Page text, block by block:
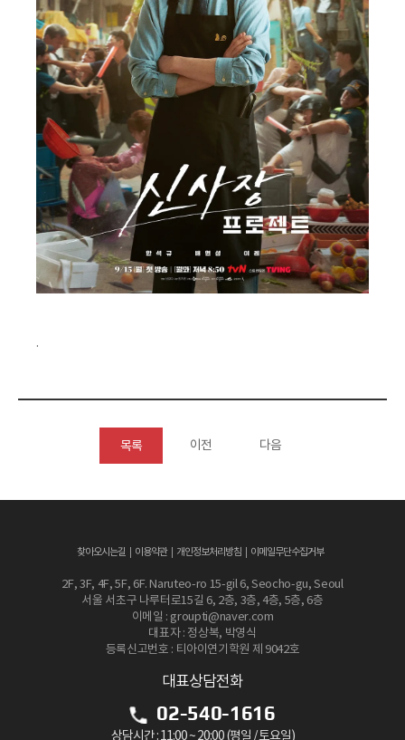
.
목록 이전 다음
찾아오시는길 이용약관 개인정보처리방침 이메일무단수집거부
2F, 3F, 4F, 5F, 6F. Naruteo-ro 15-gil 6, Seocho-gu, Seoul
서울 서초구 나루터로15길 6, 2층, 3층, 4층, 5층, 6층
이메일 : groupti@naver.com
대표자 : 정상복, 박영식
등록신고번호 : 티아이연기학원 제 9042호
대표상담전화
02-540-1616
상담시간 : 11:00 ~ 20:00 (평일 / 토요일)